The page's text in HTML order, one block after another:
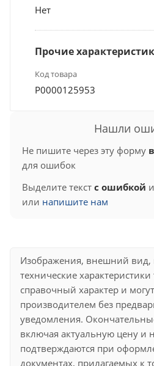
Нет
Прочие
Код товара
Р0000125953
Нашли
Не пишите через эту форму
для ошибок
Выделите текст с ошибкой
или напишите нам
Изображения, внешний вид,
технические
справочный характер и
производителем без
уведомления.
включая актуальную цену и
подтверждаются при
документах, прилагаемых к